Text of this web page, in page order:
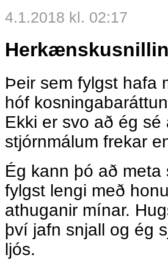
4.1.2018 kl. 02:17
Þeir sem fylgst hafa
hóf
Ekki er svo að ég
stjórnmálum frekar
Ég kann þó að
fylgst lengi með
athuganir mínar.
því jafn snjall og ég
ljós.